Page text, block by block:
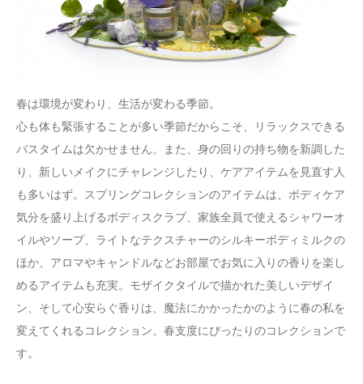
春は環境が変わり、生活が変わる季節。
心も体も緊張することが多い季節だからこそ、リラックスできる
バスタイムは欠かせません。また、身の回りの持ち物を新調した
り、新しいメイクにチャレンジしたり、ケアアイテムを見直す人
も多いはず。スプリングコレクションのアイテムは、ボディケア
気分を盛り上げるボディスクラブ、家族全員で使えるシャワーオ
イルやソープ、ライトなテクスチャーのシルキーボディミルクの
ほか、アロマやキャンドルなどお部屋でお気に入りの香りを楽し
めるアイテムも充実。モザイクタイルで描かれた美しいデザイ
ン、そして心安らぐ香りは、魔法にかかったかのように春の私を
変えてくれるコレクション。春支度にぴったりのコレクションで
す。